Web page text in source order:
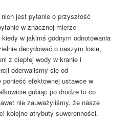
jest pytanie o przyszłość
w znacznej mierze
w jakimś godnym odnotowania
decydować o naszym losie,
z ciepłej wody w kranie i
oderwaliśmy się od
efektownej ustawce w
gubiąc po drodze to co
nie zauważyliśmy, że nasze
kolejne atrybuty suwerenności.